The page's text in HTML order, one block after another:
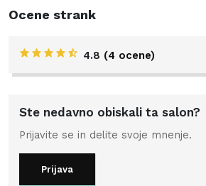
Ocene strank
4.8 (4 ocene)
Ste nedavno obiskali ta salon?
Prijavite se in delite svoje mnenje.
Prijava